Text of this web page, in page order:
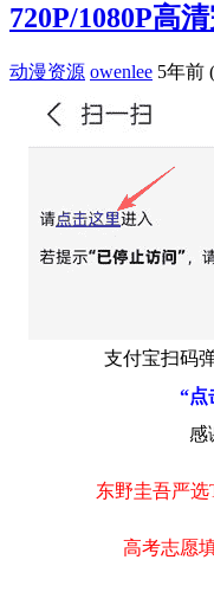
720P/1080P高
动漫资源 owenlee 5年前
支付宝扫码
“点
感
东野圭吾严选
高考志愿